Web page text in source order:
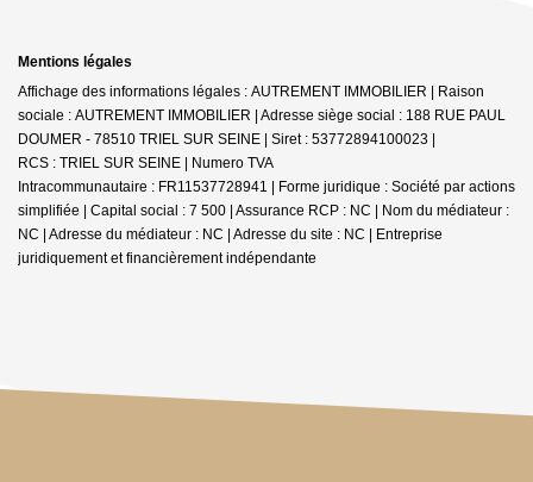
Mentions légales
Affichage des informations légales : AUTREMENT IMMOBILIER | Raison
sociale : AUTREMENT IMMOBILIER | Adresse siège social : 188 RUE PAUL
DOUMER - 78510 TRIEL SUR SEINE | Siret : 53772894100023 |
RCS : TRIEL SUR SEINE | Numero TVA
Intracommunautaire : FR11537728941 | Forme juridique : Société par actions
simplifiée | Capital social : 7 500 | Assurance RCP : NC | Nom du médiateur :
NC | Adresse du médiateur : NC | Adresse du site : NC | Entreprise
juridiquement et financièrement indépendante